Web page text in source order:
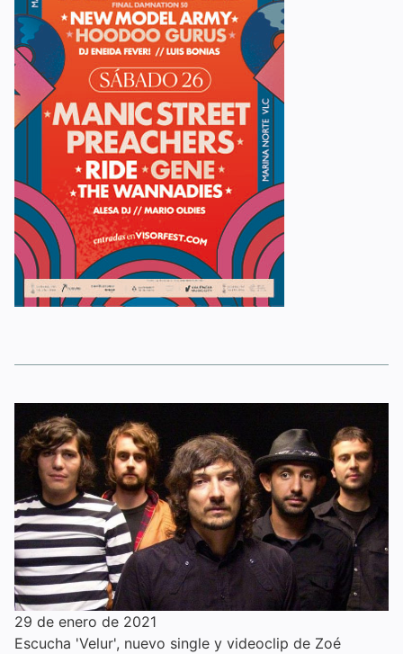
29 de enero de 2021
Escucha 'Velur', nuevo single y videoclip de Zoé